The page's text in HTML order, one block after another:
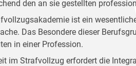
den an sie gestellten
ist ein
Das Besondere dieser
in einer Profession.
im Strafvollzug erfordert die